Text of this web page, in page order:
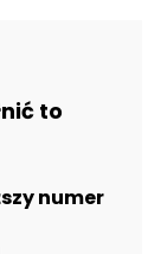
to
numer